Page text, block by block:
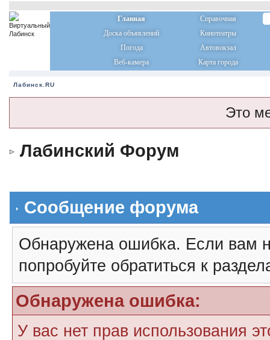
Главная
Справочная
Доска объявлений
Кинотеатры
Погода
Автовокзал
Веб-камера
Карта города
Лабинск.RU
Это
Лабинский Форум
Сообщение форума
Обнаружена ошибка. Если вам
попробуйте обратиться к
Обнаружена ошибка:
У вас нет прав использования